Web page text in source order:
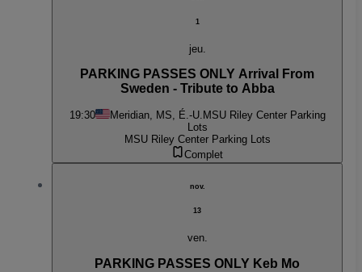
1
jeu.
PARKING PASSES ONLY Arrival From
Sweden - Tribute to Abba
19:30 Meridian, MS, É.-U. MSU Riley Center Parking
Lots
MSU Riley Center Parking Lots
Complet
nov.
13
ven.
PARKING PASSES ONLY Keb Mo